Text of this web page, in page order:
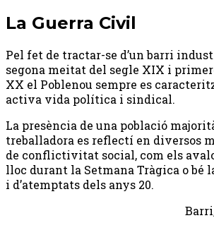
La Guerra Civil
Pel fet de tractar-se d’un barri
segona meitat del segle XIX i
XX el Poblenou sempre es
activa vida política i sindical.
La presència de una població
treballadora es reflectí en diversos
de conflictivitat social, com els
lloc durant la Setmana Tràgica o bé
i d’atemptats dels anys 20.